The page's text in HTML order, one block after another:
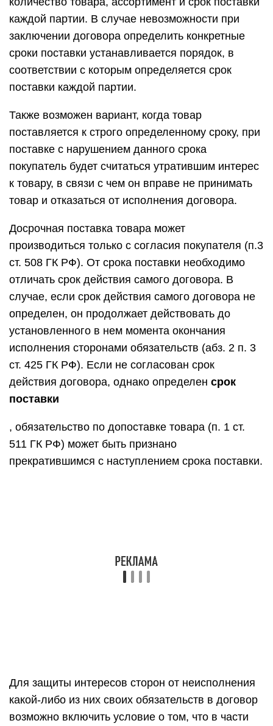
товар и отказаться от исполнения договора.
Досрочная поставка товара может
производиться только с согласия покупателя (п.3
ст. 508 ГК РФ). От срока поставки необходимо
отличать срок действия самого договора. В
определен, он продолжает действовать до
установленного в нем момента окончания
исполнения сторонами обязательств (абз. 2 п. 3
ст. 425 ГК РФ). Если не согласован срок
действия договора, однако определенсрок
поставки
, обязательство по допоставке товара (п. 1 ст.
511 ГК РФ) может быть признано
прекратившимся с наступлением срока поставки.
Для защиты интересов сторон от неисполнения
какой-либо из них своих обязательств в договор
возможно включить условие о том, что в части
неисполненных обязательств договор
продолжает действовать до момента их
надлежащего исполнения. В таком случае
истечение срока действия договора не влечет за
обязательств. В противовес данному положению
в договоре возможно определить, что с
истечением срока действия договора
Таким образом, в части определения сроков
законодательства, но и практическим опытом в
разрешении подобных проблем.